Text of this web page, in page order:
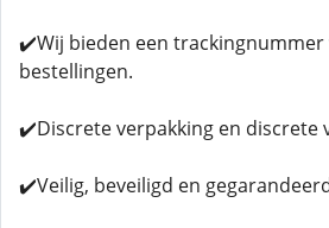
✔️Wij bieden een trackingnummer
bestellingen.
✔️Discrete verpakking en discrete
✔️Veilig, beveiligd en